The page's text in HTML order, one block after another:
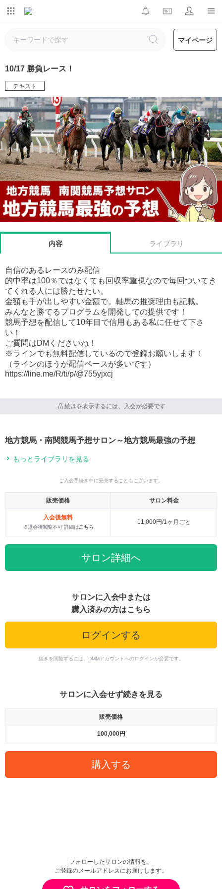
マイページ
10/17 勝負レース！
テキスト
内容 ライブラリ
自信のあるレースのみ配信
的中率は100％ではなくても回収率重視なので毎回ついてき
てくれる人には勝たせたい。
金額も手が出しやすい金額で。軸馬の推奨理由も記載。
みんなと勝てるプログラムを開発しての提供です！
競馬予想を配信して10年目で信用もある私に任せて下さ
い！
ご質問はDMくださいね！
※ラインでも無料配信しているので登録お願いします！
（ラインのほうが配信ペースが多いです）
https://line.me/R/ti/p/@755yjxcj
続きを表示するには、入会が必要です
地方競馬・南関競馬予想サロン～地方競馬最強の予想
もっとライブラリを見る
ご入会手続き中に完売することもございます。
販売価格 サロン料金
入会後無料
※退会後閲覧不可 詳細はこちら
11,000円/1ヶ月ごと
サロン詳細へ
サロンに入会中または
購入済みの方はこちら
ログインする
続きを閲覧するには、DMMアカウントへのログインが必要です。
サロンに入会せず続きを見る
販売価格
100,000円
購入する
フォローしたサロンの情報を、
ご登録のメールアドレスにお届けします。